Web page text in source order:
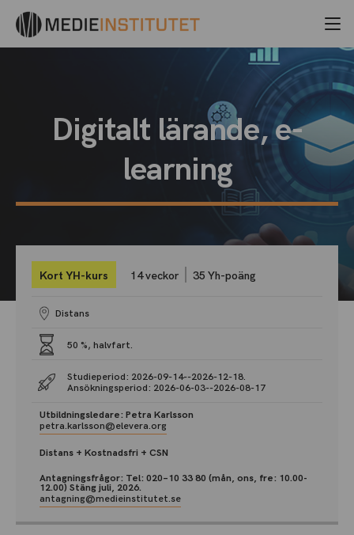
Digitalt lärande, e-
learning
Kort YH-kurs 14 veckor 35 Yh-poäng
Distans
50 %, halvfart.
Studieperiod: 2026-09-14--2026-12-18.
Ansökningsperiod: 2026-06-03--2026-08-17
Utbildningsledare: Petra Karlsson
petra.karlsson@elevera.org
Distans + Kostnadsfri + CSN
Antagningsfrågor: Tel: 020–10 33 80 (mån, ons, fre: 10.00-
12.00) Stäng juli, 2026.
antagning@medieinstitutet.se